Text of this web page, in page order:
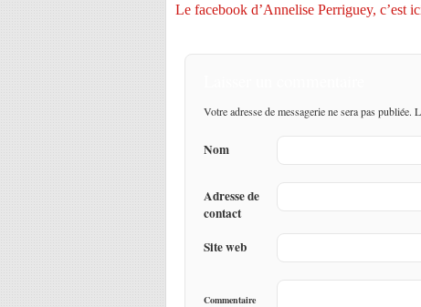
Le facebook d’Annelise Perriguey, c’est
Votre adresse de messagerie ne sera pas
Nom
Adresse de
contact
Site web
Commentaire